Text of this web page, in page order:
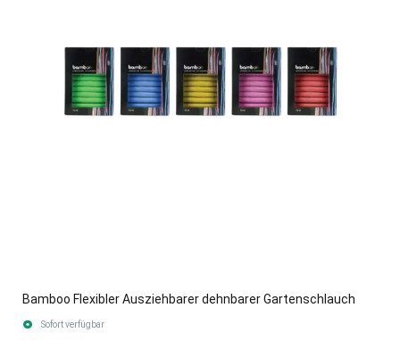
Bamboo Flexibler Ausziehbarer dehnbarer Gartenschlauch
Sofort verfügbar